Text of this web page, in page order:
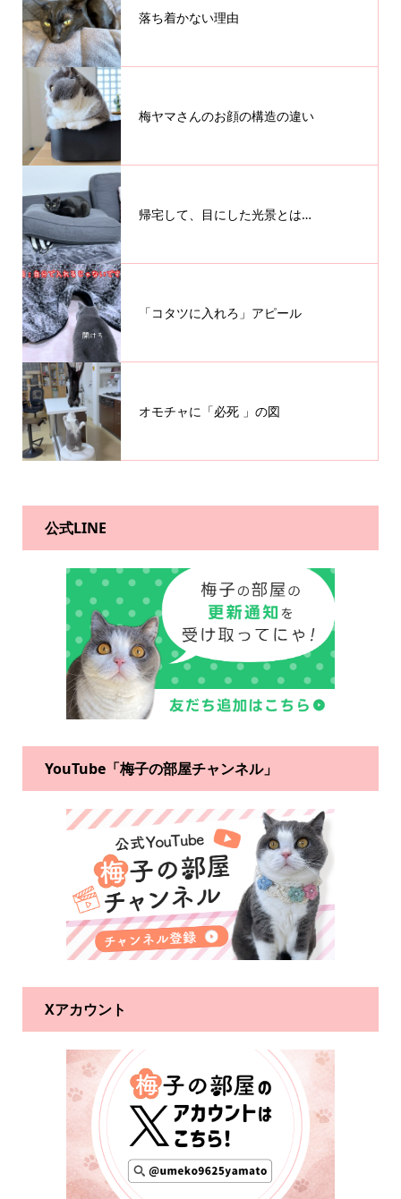
落ち着かない理由
梅ヤマさんのお顔の構造の違い
帰宅して、目にした光景とは…
「コタツに入れろ」アピール
オモチャに「必死 」の図
公式LINE
YouTube「梅子の部屋チャンネル」
Xアカウント